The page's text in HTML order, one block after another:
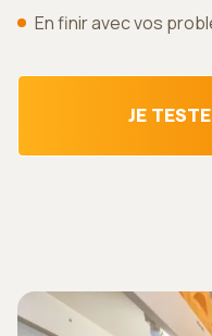
En finir avec vos
JE